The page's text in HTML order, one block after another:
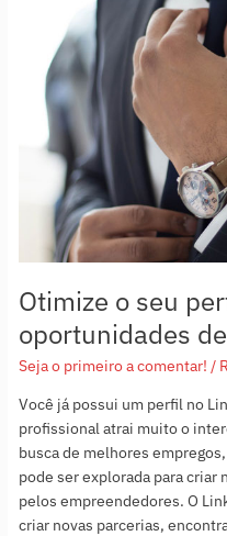
Otimize o seu
oportunidades
Seja o primeiro a comentar! /
Você já possui um perfil no
profissional atrai muito o
busca de melhores
pode ser explorada para
pelos empreendedores. O
criar novas parcerias,
perfil
Linkedin
oportunidades
negócio